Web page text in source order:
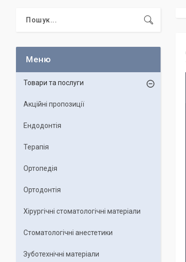
Товари та послуги
Акційні пропозиції
Ендодонтія
Терапія
Ортопедія
Ортодонтія
Хірургічні стоматологічні матеріали
Стоматологічні анестетики
Зуботехнічні матеріали